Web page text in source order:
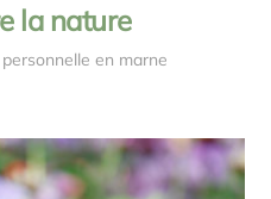
la nature
en marne